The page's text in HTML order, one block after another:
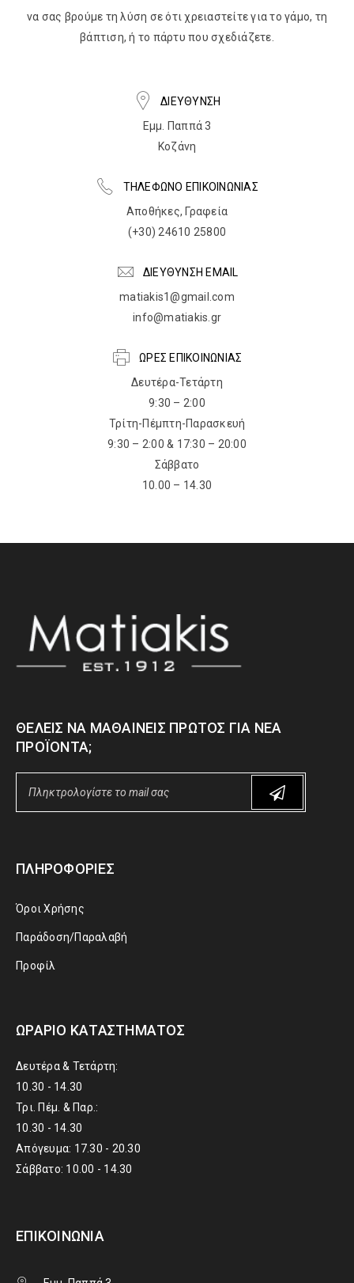
να σας βρούμε τη λύση σε ότι χρειαστείτε για το γάμο, τη
βάπτιση, ή το πάρτυ που σχεδιάζετε.
ΔΙΕΥΘΥΝΣΗ
Εμμ. Παππά 3
Κοζάνη
ΤΗΛΕΦΩΝΟ ΕΠΙΚΟΙΝΩΝΙΑΣ
Αποθήκες, Γραφεία
(+30) 24610 25800
ΔΙΕΥΘΥΝΣΗ EMAIL
matiakis1@gmail.com
info@matiakis.gr
ΩΡΕΣ ΕΠΙΚΟΙΝΩΝΙΑΣ
Δευτέρα-Τετάρτη
9:30 – 2:00
Τρίτη-Πέμπτη-Παρασκευή
9:30 – 2:00 & 17:30 – 20:00
Σάββατο
10.00 – 14.30
ΘΈΛΕΙΣ ΝΑ ΜΑΘΑΊΝΕΙΣ ΠΡΏΤΟΣ ΓΙΑ ΝΈΑ
ΠΡΟΪΌΝΤΑ;
ΠΛΗΡΟΦΟΡΊΕΣ
Όροι Χρήσης
Παράδοση/Παραλαβή
Προφίλ
ΩΡΆΡΙΟ ΚΑΤΑΣΤΉΜΑΤΟΣ
Δευτέρα & Τετάρτη:
10.30 - 14.30
Τρι. Πέμ. & Παρ.:
10.30 - 14.30
Απόγευμα: 17.30 - 20.30
Σάββατο: 10.00 - 14.30
ΕΠΙΚΟΙΝΩΝΊΑ